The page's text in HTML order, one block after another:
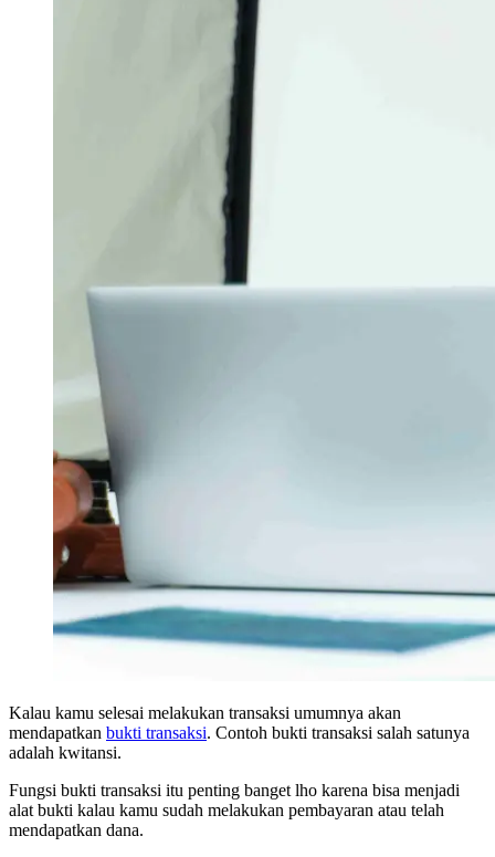
Kalau kamu selesai melakukan transaksi umumnya akan
mendapatkan bukti transaksi. Contoh bukti transaksi salah satunya
adalah kwitansi.
Fungsi bukti transaksi itu penting banget lho karena bisa menjadi
alat bukti kalau kamu sudah melakukan pembayaran atau telah
mendapatkan dana.